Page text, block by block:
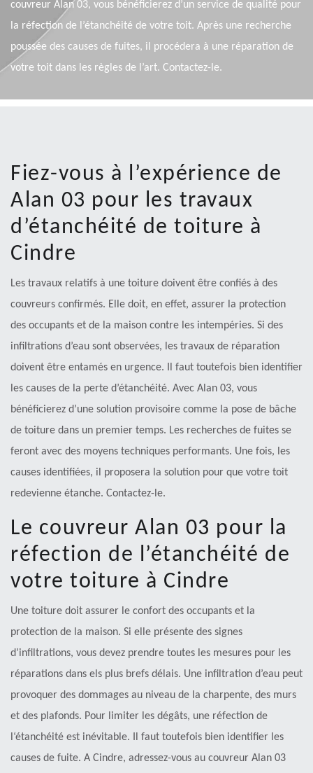
couvreur Alan 03, vous bénéficierez d’un service de qualité pour
la réfection de l’étanchéité de votre toit. Après une recherche
poussée des causes de fuites, il procédera à une réparation de
votre toit dans les règles de l’art. Contactez-le.
Fiez-vous à l’expérience de
Alan 03 pour les travaux
d’étanchéité de toiture à
Cindre
Les travaux relatifs à une toiture doivent être confiés à des
couvreurs confirmés. Elle doit, en effet, assurer la protection
des occupants et de la maison contre les intempéries. Si des
infiltrations d’eau sont observées, les travaux de réparation
doivent être entamés en urgence. Il faut toutefois bien identifier
les causes de la perte d’étanchéité. Avec Alan 03, vous
bénéficierez d’une solution provisoire comme la pose de bâche
de toiture dans un premier temps. Les recherches de fuites se
feront avec des moyens techniques performants. Une fois, les
causes identifiées, il proposera la solution pour que votre toit
redevienne étanche. Contactez-le.
Le couvreur Alan 03 pour la
réfection de l’étanchéité de
votre toiture à Cindre
Une toiture doit assurer le confort des occupants et la
protection de la maison. Si elle présente des signes
d’infiltrations, vous devez prendre toutes les mesures pour les
réparations dans els plus brefs délais. Une infiltration d’eau peut
provoquer des dommages au niveau de la charpente, des murs
et des plafonds. Pour limiter les dégâts, une réfection de
l‘étanchéité est inévitable. Il faut toutefois bien identifier les
causes de fuite. A Cindre, adressez-vous au couvreur Alan 03